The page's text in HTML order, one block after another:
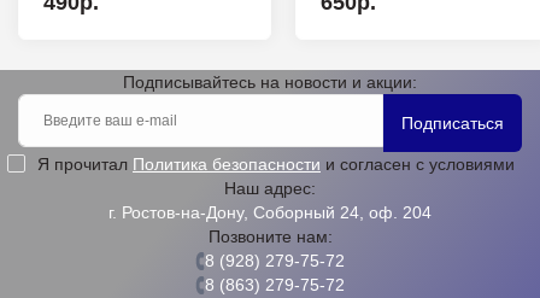
Подписывайтесь на новости и акции:
Подписаться
Я прочитал Политика безопасности и согласен с условиями
Наш адрес:
г. Ростов-на-Дону, Соборный 24, оф. 204
Позвоните нам:
8 (928) 279-75-72
8 (863) 279-75-72